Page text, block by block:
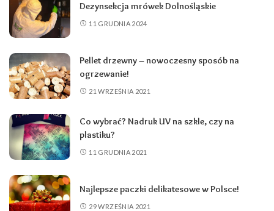
Dezynsekcja mrówek Dolnośląskie
11 GRUDNIA 2024
Pellet drzewny – nowoczesny sposób na
ogrzewanie!
21 WRZEŚNIA 2021
Co wybrać? Nadruk UV na szkle, czy na
plastiku?
11 GRUDNIA 2021
Najlepsze paczki delikatesowe w Polsce!
29 WRZEŚNIA 2021